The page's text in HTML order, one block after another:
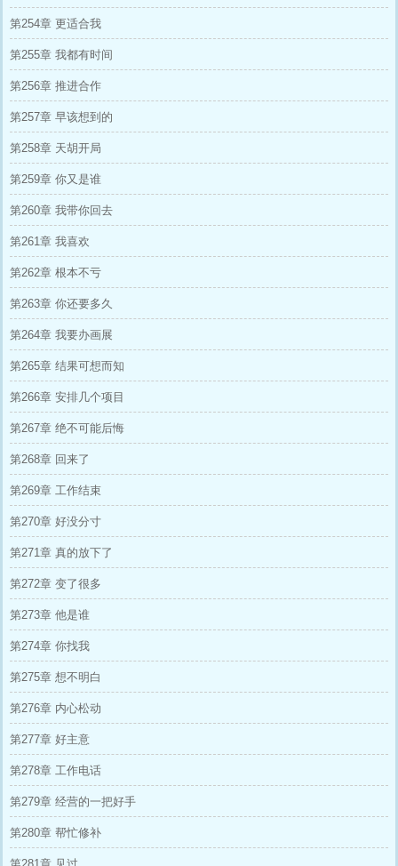
第254章 更适合我
第255章 我都有时间
第256章 推进合作
第257章 早该想到的
第258章 天胡开局
第259章 你又是谁
第260章 我带你回去
第261章 我喜欢
第262章 根本不亏
第263章 你还要多久
第264章 我要办画展
第265章 结果可想而知
第266章 安排几个项目
第267章 绝不可能后悔
第268章 回来了
第269章 工作结束
第270章 好没分寸
第271章 真的放下了
第272章 变了很多
第273章 他是谁
第274章 你找我
第275章 想不明白
第276章 内心松动
第277章 好主意
第278章 工作电话
第279章 经营的一把好手
第280章 帮忙修补